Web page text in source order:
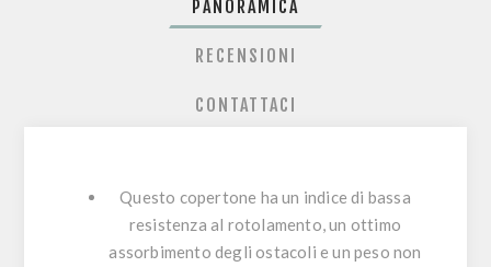
PANORAMICA
RECENSIONI
CONTATTACI
Questo copertone ha un indice di bassa
resistenza al rotolamento, un ottimo
assorbimento degli ostacoli e un peso non